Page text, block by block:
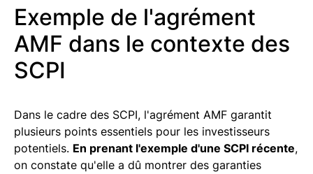
Exemple de l'agrément
AMF dans le contexte des
SCPI
Dans le cadre des SCPI, l'agrément AMF garantit
plusieurs points essentiels pour les investisseurs
potentiels. En prenant l'exemple d'une SCPI récente,
on constate qu'elle a dû montrer des garanties